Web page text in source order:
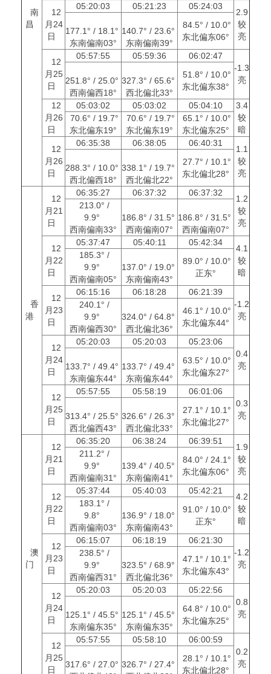
南
昌
12
月24
日
05:20:03 05:21:23 05:24:03
2.9
较
亮
177.1° / 18.1°
东南偏南03°
140.7° / 23.6°
东南偏南39°
84.5° / 10.0°
东北偏东06°
12
月25
日
05:57:55 05:59:36
06:02:47
-1.3
亮
251.8° / 25.0°
西南偏西18°
327.3° / 65.6°
西北偏北33°
51.8° / 10.0°
东北偏东38°
12
月26
日
05:03:02 05:03:02 05:04:10
3.4
较
暗
70.6° / 19.7°
东北偏东19°
70.6° / 19.7°
东北偏东19°
65.1° / 10.0°
东北偏东25°
12
月26
日
06:35:38 06:38:05 06:40:31
1.1
较
亮
288.3° / 10.0°
西北偏西18°
338.1° / 19.7°
西北偏北22°
27.7° / 10.1°
东北偏北28°
香
港
12
月21
日
06:35:27 06:37:32 06:37:32
1.2
较
亮
213.0° /
9.9°
西南偏南33°
186.8° / 31.5°
西南偏南07°
186.8° / 31.5°
西南偏南07°
12
月22
日
05:37:47 05:40:11 05:42:34
4.1
较
暗
185.3° /
9.9°
西南偏南05°
137.0° / 19.0°
东南偏南43°
89.0° / 10.0°
正东°
12
月23
日
06:15:16 06:18:28
06:21:39
-1.2
亮
240.1° /
9.9°
西南偏西30°
324.0° / 64.8°
西北偏北36°
46.1° / 10.0°
东北偏东44°
12
月24
日
05:20:03 05:20:03
05:23:06
0.4
亮
133.7° / 49.4°
东南偏东44°
133.7° / 49.4°
东南偏东44°
63.5° / 10.0°
东北偏东27°
12
月25
日
05:57:55 05:58:19
06:01:06
0.3
亮
313.4° / 25.5°
西北偏西43°
326.6° / 26.3°
西北偏北33°
27.1° / 10.1°
东北偏北27°
澳
门
12
月21
日
06:35:20 06:38:24 06:39:51
1.9
较
亮
211.2° /
9.9°
西南偏南31°
139.4° / 40.5°
东南偏南41°
84.0° / 24.1°
东北偏东06°
12
月22
日
05:37:44 05:40:03 05:42:21
4.2
较
暗
183.1° /
9.8°
西南偏南03°
136.9° / 18.0°
东南偏南43°
91.0° / 10.0°
正东°
12
月23
日
06:15:07 06:18:19
06:21:30
-1.2
亮
238.5° /
9.9°
西南偏西31°
323.5° / 68.9°
西北偏北36°
47.1° / 10.1°
东北偏东43°
12
月24
日
05:20:03 05:20:03
05:22:56
0.8
亮
125.1° / 45.5°
东南偏东35°
125.1° / 45.5°
东南偏东35°
64.8° / 10.0°
东北偏东25°
12
月25
日
05:57:55 05:58:10
06:00:59
0.2
亮
317.6° / 27.0° 326.7° / 27.4°
28.1° / 10.1°
东北偏北28°